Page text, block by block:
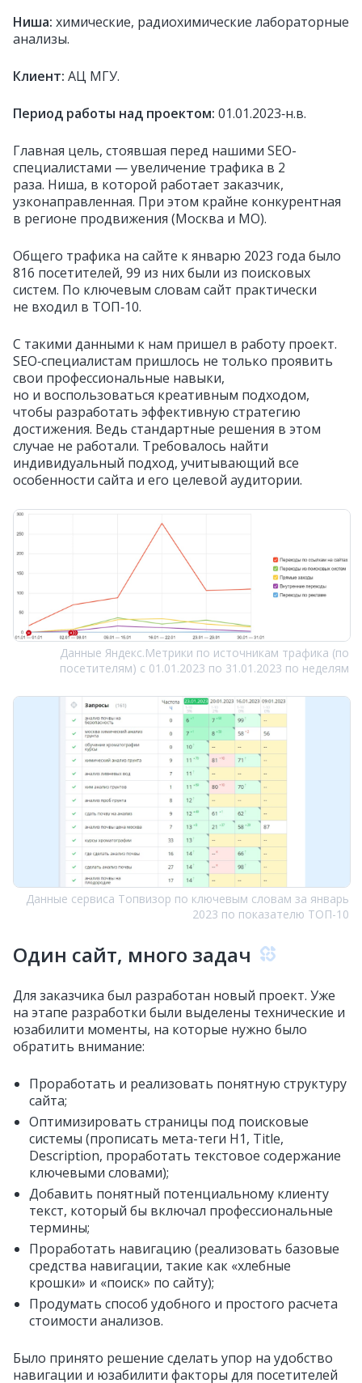
Ниша: химические, радиохимические лабораторные
анализы.
Клиент: АЦ МГУ.
Период работы над проектом: 01.01.2023‑н.в.
Главная цель, стоявшая перед нашими SEO-
специалистами — увеличение трафика в 2
раза. Ниша, в которой работает заказчик,
узконаправленная. При этом крайне конкурентная
в регионе продвижения (Москва и МО).
Общего трафика на сайте к январю 2023 года было
816 посетителей, 99 из них были из поисковых
систем. По ключевым словам сайт практически
не входил в ТОП‑10.
С такими данными к нам пришел в работу проект.
SEO‑специалистам пришлось не только проявить
свои профессиональные навыки,
но и воспользоваться креативным подходом,
чтобы разработать эффективную стратегию
достижения. Ведь стандартные решения в этом
случае не работали. Требовалось найти
индивидуальный подход, учитывающий все
особенности сайта и его целевой аудитории.
Данные Яндекс.Метрики по источникам трафика (по
посетителям) с 01.01.2023 по 31.01.2023 по неделям
Данные сервиса Топвизор по ключевым словам за январь
2023 по показателю ТОП-10
Один сайт, много задач
Для заказчика был разработан новый проект. Уже
на этапе разработки были выделены технические и
юзабилити моменты, на которые нужно было
обратить внимание:
Проработать и реализовать понятную структуру
сайта;
Оптимизировать страницы под поисковые
системы (прописать мета-теги H1, Title,
Description, проработать текстовое содержание
ключевыми словами);
Добавить понятный потенциальному клиенту
текст, который бы включал профессиональные
термины;
Проработать навигацию (реализовать базовые
средства навигации, такие как «хлебные
крошки» и «поиск» по сайту);
Продумать способ удобного и простого расчета
стоимости анализов.
Было принято решение сделать упор на удобство
навигации и юзабилити факторы для посетителей